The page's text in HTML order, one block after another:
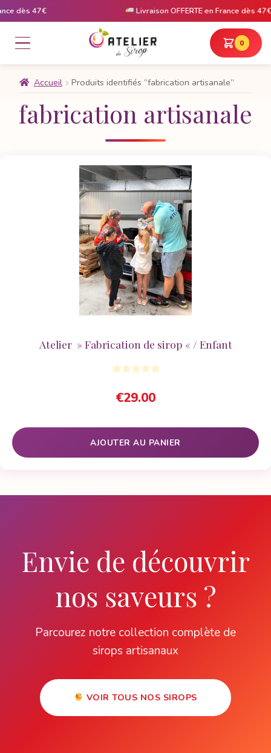
dès 47€ Livraison OFFERTE en France dès 47€
0
Accueil Produits identifiés “fabrication artisanale”
fabrication artisanale
Atelier » Fabrication de sirop « / Enfant
€29.00
AJOUTER AU PANIER
Envie de découvrir
nos saveurs ?
Parcourez notre collection complète de
sirops artisanaux
VOIR TOUS NOS SIROPS